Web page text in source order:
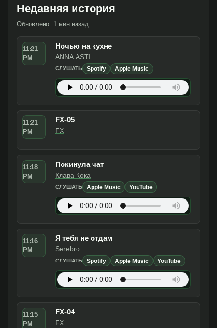
Недавняя история
Обновлено: 1 мин назад
11:21
PM
Ночью на кухне
ANNA ASTI
СЛУШАТЬ Spotify Apple Music
11:21
PM
FX-05
FX
11:18
PM
Покинула чат
Клава Кока
СЛУШАТЬ Apple Music YouTube
11:16
PM
Я тебя не отдам
Serebro
СЛУШАТЬ Spotify Apple Music YouTube
11:15
PM
FX-04
FX